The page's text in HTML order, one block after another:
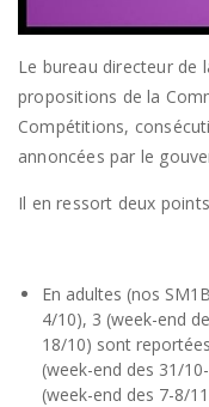
Le bureau directeur de
propositions de la
Compétitions,
annoncées par le
Il en ressort deux
En adultes (nos
4/10), 3 (week-end
18/10) sont
(week-end des 31/
(week-end des 7-8/